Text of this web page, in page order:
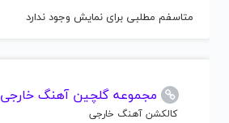
متاسفم مطلبی برای نمایش وجود ندارد
مجموعه گلچین آهنگ خارجی
کالکشن آهنگ خارجی